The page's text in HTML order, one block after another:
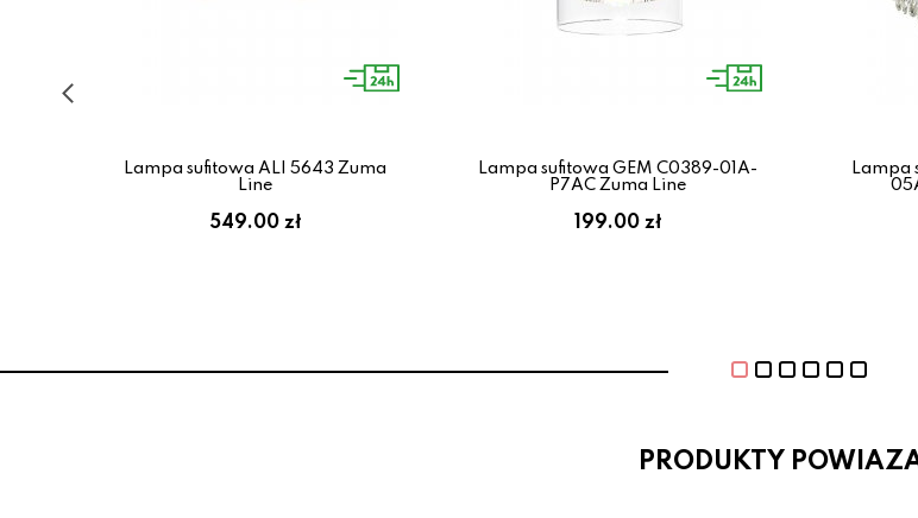
Lampa sufitowa ALI 5643 Zuma
Line
549.00 zł
Lampa sufitowa GEM C0389-01A-
P7AC Zuma Line
199.00 zł
Lampa
PRODUKTY